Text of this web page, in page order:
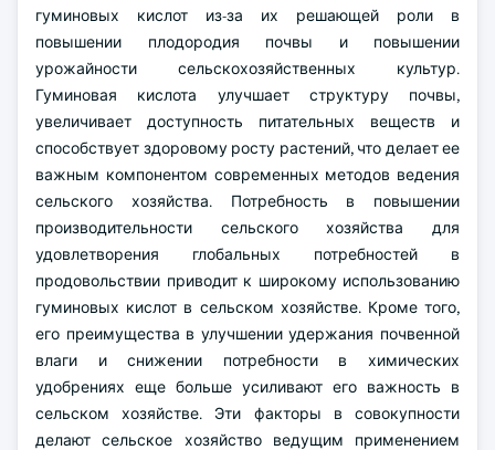
гуминовых кислот из-за их решающей роли в
повышении плодородия почвы и повышении
урожайности сельскохозяйственных культур.
Гуминовая кислота улучшает структуру почвы,
увеличивает доступность питательных веществ и
способствует здоровому росту растений, что делает ее
важным компонентом современных методов ведения
сельского хозяйства. Потребность в повышении
производительности сельского хозяйства для
удовлетворения глобальных потребностей в
продовольствии приводит к широкому использованию
гуминовых кислот в сельском хозяйстве. Кроме того,
его преимущества в улучшении удержания почвенной
влаги и снижении потребности в химических
удобрениях еще больше усиливают его важность в
сельском хозяйстве. Эти факторы в совокупности
делают сельское хозяйство ведущим применением